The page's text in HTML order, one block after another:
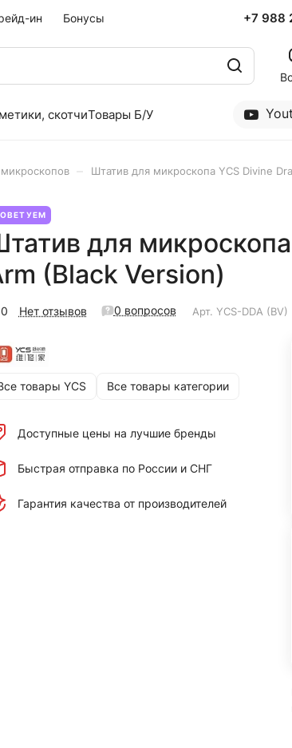
ин Бонусы +7 988
скотчиТовары Б/У
Штатив для микроскопа YCS Divine
для
(Black Version)
0 Нет отзывов 0 вопросов Арт. YCS-DDA (BV)
товары YCS Все товары категории
Доступные цены на лучшие бренды
Быстрая отправка по России и СНГ
Гарантия качества от производителей